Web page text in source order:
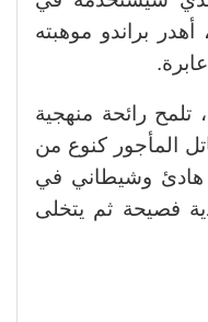
براندو موهبته
تلمح رائحة منهجية
المأجور كنوع من
هادئ وشيطاني في
فصيحة ثم يتخلى